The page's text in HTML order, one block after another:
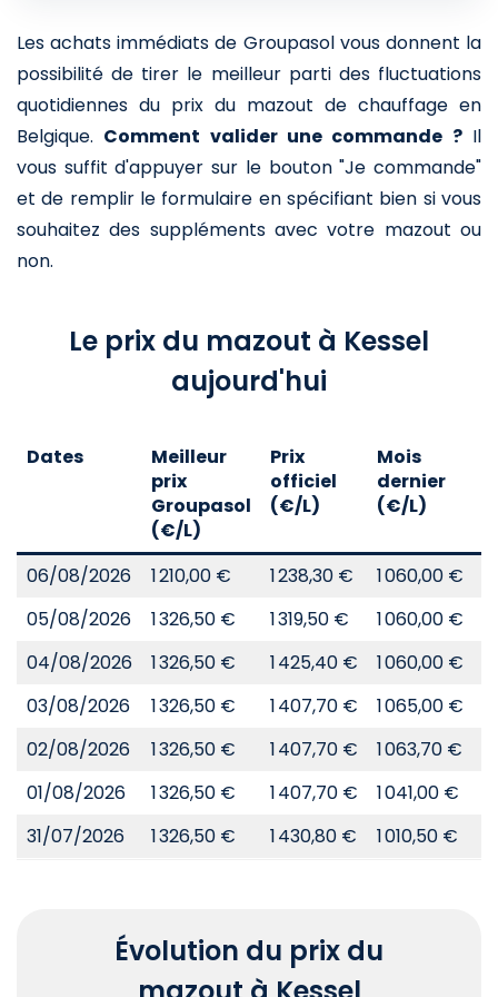
Les achats immédiats de Groupasol vous donnent la
possibilité de tirer le meilleur parti des fluctuations
quotidiennes du prix du mazout de chauffage en
Belgique. Comment valider une commande ?Il
vous suffit d'appuyer sur le bouton "Je commande"
et de remplir le formulaire en spécifiant bien si vous
souhaitez des suppléments avec votre mazout ou
non.
Le prix du mazout à Kessel
aujourd'hui
Dates
Meilleur
prix
Groupasol
(€/L)
Prix
officiel
(€/L)
Mois
dernier
(€/L)
06/08/2026 1 210,00 € 1 238,30 € 1 060,00 €
05/08/2026
1 326,50 € 1 319,50 € 1 060,00 €
04/08/2026
1 326,50 € 1 425,40 € 1 060,00 €
03/08/2026
1 326,50 € 1 407,70 € 1 065,00 €
02/08/2026
1 326,50 € 1 407,70 € 1 063,70 €
01/08/2026
1 326,50 € 1 407,70 € 1 041,00 €
31/07/2026
1 326,50 € 1 430,80 € 1 010,50 €
Évolution du prix du